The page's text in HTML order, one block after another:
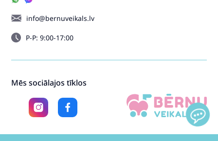
info@bernuveikals.lv
P-P: 9:00-17:00
Mēs sociālajos tīklos